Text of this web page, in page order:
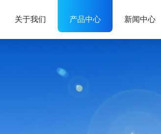
关于我们 产品中心 新闻中心